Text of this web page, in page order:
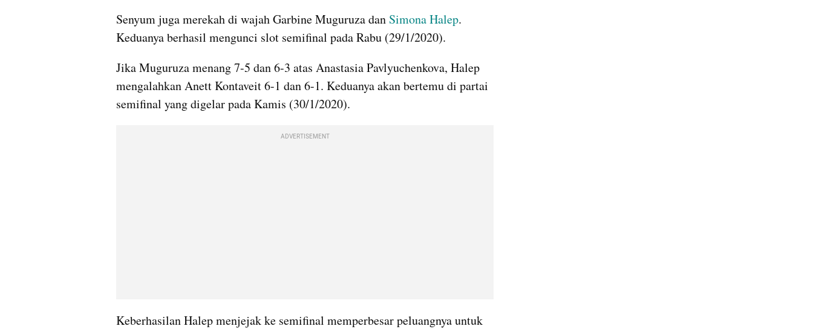
Senyum juga merekah di wajah GarbineMuguruza dan Simona Halep.
Keduanya berhasil mengunci slot semifinal pada Rabu (29/1/2020).
Jika Muguruza menang 7-5 dan 6-3 atas Anastasia Pavlyuchenkova, Halep
mengalahkan AnettKontaveit 6-1 dan 6-1. Keduanya akan bertemu di partai
semifinal yang digelar pada Kamis (30/1/2020).
ADVERTISEMENT
Keberhasilan Halep menjejak ke semifinal memperbesar peluangnya untuk